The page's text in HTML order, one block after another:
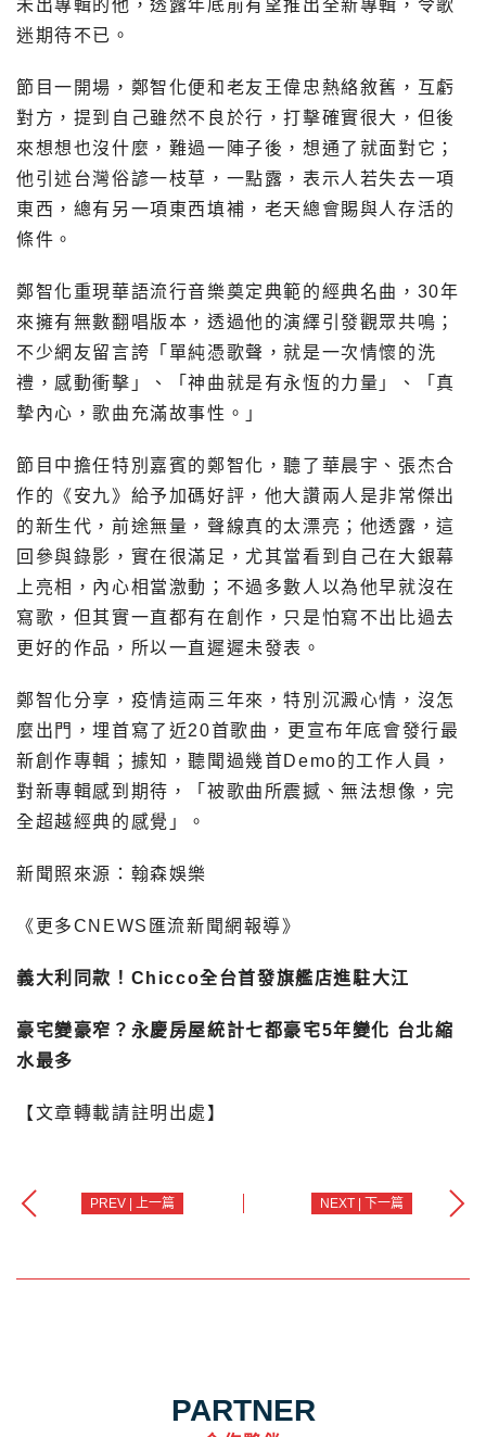
未出專輯的他，透露年底前有望推出全新專輯，令歌
迷期待不已。
節目一開場，鄭智化便和老友王偉忠熱絡敘舊，互虧
對方，提到自己雖然不良於行，打擊確實很大，但後
來想想也沒什麼，難過一陣子後，想通了就面對它；
他引述台灣俗諺一枝草，一點露，表示人若失去一項
東西，總有另一項東西填補，老天總會賜與人存活的
條件。
鄭智化重現華語流行音樂奠定典範的經典名曲，30年
來擁有無數翻唱版本，透過他的演繹引發觀眾共鳴；
不少網友留言誇「單純憑歌聲，就是一次情懷的洗
禮，感動衝擊」、「神曲就是有永恆的力量」、「真
摯內心，歌曲充滿故事性。」
節目中擔任特別嘉賓的鄭智化，聽了華晨宇、張杰合
作的《安九》給予加碼好評，他大讚兩人是非常傑出
的新生代，前途無量，聲線真的太漂亮；他透露，這
回參與錄影，實在很滿足，尤其當看到自己在大銀幕
上亮相，內心相當激動；不過多數人以為他早就沒在
寫歌，但其實一直都有在創作，只是怕寫不出比過去
更好的作品，所以一直遲遲未發表。
鄭智化分享，疫情這兩三年來，特別沉澱心情，沒怎
麼出門，埋首寫了近20首歌曲，更宣布年底會發行最
新創作專輯；據知，聽聞過幾首Demo的工作人員，
對新專輯感到期待，「被歌曲所震撼、無法想像，完
全超越經典的感覺」。
新聞照來源：翰森娛樂
《更多CNEWS匯流新聞網報導》
義大利同款！Chicco全台首發旗艦店進駐大江
豪宅變豪窄？永慶房屋統計七都豪宅5年變化 台北縮
水最多
【文章轉載請註明出處】
PREV | 上一篇 NEXT | 下一篇
PARTNER